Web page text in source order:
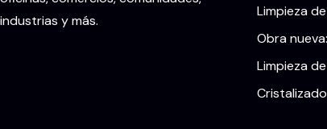
industrias y más.
Limpieza
Obra
Limpieza